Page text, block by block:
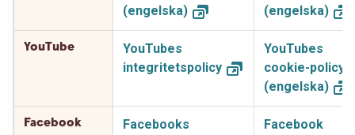
(engelska)
(engelska)
YouTube
YouTubes
integritetspolicy
YouTubes
cookie-policy
(engelska)
Facebook
Facebooks
Facebook